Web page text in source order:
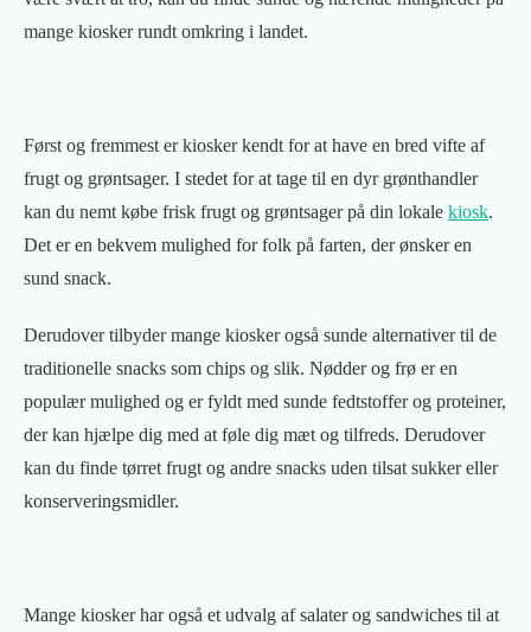
mange kiosker rundt omkring i landet.
Først og fremmest er kiosker kendt for at have en bred vifte af
frugt og grøntsager. I stedet for at tage til en dyr grønthandler
kan du nemt købe frisk frugt og grøntsager på din lokale kiosk.
Det er en bekvem mulighed for folk på farten, der ønsker en
sund snack.
Derudover tilbyder mange kiosker også sunde alternativer til de
traditionelle snacks som chips og slik. Nødder og frø er en
populær mulighed og er fyldt med sunde fedtstoffer og proteiner,
der kan hjælpe dig med at føle dig mæt og tilfreds. Derudover
kan du finde tørret frugt og andre snacks uden tilsat sukker eller
konserveringsmidler.
Mange kiosker har også et udvalg af salater og sandwiches til at